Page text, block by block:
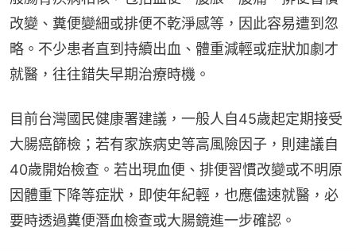
改變、糞便變細或排便不乾淨感等，因此容易遭到忽
略。不少患者直到持續出血、體重減輕或症狀加劇才
就醫，往往錯失早期治療時機。
目前台灣國民健康署建議，一般人自45歲起定期接受
大腸癌篩檢；若有家族病史等高風險因子，則建議自
40歲開始檢查。若出現血便、排便習慣改變或不明原
因體重下降等症狀，即使年紀輕，也應儘速就醫，必
要時透過糞便潛血檢查或大腸鏡進一步確認。